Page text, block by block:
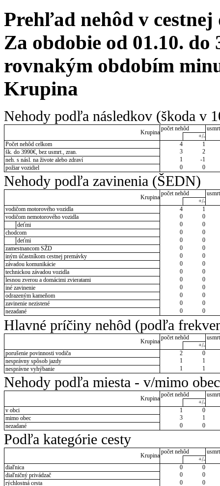
Prehľad nehôd v cestnej
Za obdobie od 01.10. do
rovnakým obdobím
Krupina
Nehody podľa následkov (škoda v
Krupina
počet nehôd
+/-
Počet nehôd celkom
4
1
šk. do 3990€, bez usmrt., zran.
3
2
neh. s násl. na živote alebo zdraví
1
-1
požiar vozidiel
0 0
Nehody podľa zavinenia (ŠEDN)
Krupina
počet nehôd
+/-
vodičom motorového vozidla
4
1
vodičom nemotorového vozidla
0
0
deťmi
0
0
chodcom
0
0
deťmi
0
0
zamestnancom SŽD
0
0
iným účastníkom cestnej premávky
0
0
závadou komunikácie
0
0
technickou závadou vozidla
0
0
lesnou zverou a domácimi zvieratami
0
0
iné zavinenie
0
0
odrazeným kameňom
0
0
zavinenie nezistené
0
0
nezadané
0 0
Hlavné príčiny nehôd (podľa
Krupina
počet nehôd
+/-
porušenie povinnosti vodiča
2
0
nesprávny spôsob jazdy
1
1
nesprávne vyhýbanie
1 1
Nehody podľa miesta - v/mimo obec
Krupina
počet nehôd
+/-
v obci
1
0
mimo obec
3
1
nezadané
0 0
Podľa kategórie cesty
Krupina
počet nehôd
+/-
diaľnica
0
0
diaľničný privádzač
0
0
rýchlostná cesta
0
0